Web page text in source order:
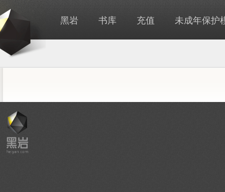
黑岩 书库 充值 未成年保护